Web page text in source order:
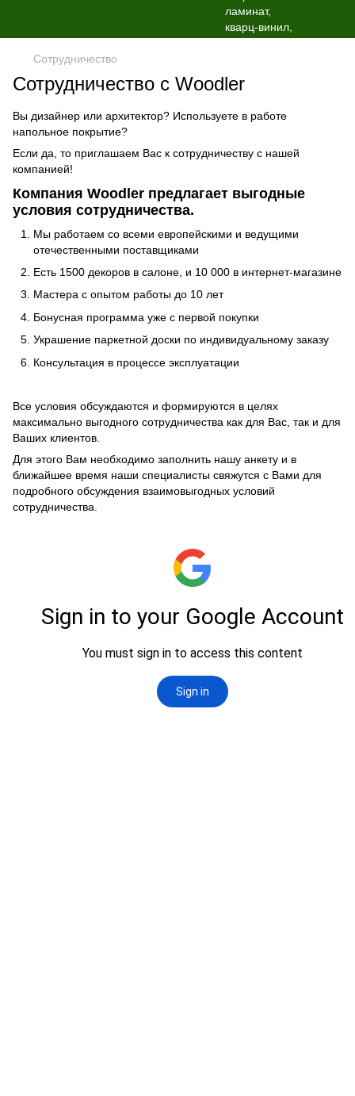
Сотрудничество
Сотрудничество с Woodler
Вы дизайнер или архитектор? Используете в работе
напольное покрытие?
Если да, то приглашаем Вас к сотрудничеству с нашей
компанией!
Компания Woodler предлагает выгодные
условия сотрудничества.
Мы работаем со всеми европейскими и ведущими
отечественными поставщиками
Есть 1500 декоров в салоне, и 10 000 в интернет-магазине
Мастера с опытом работы до 10 лет
Бонусная программа уже с первой покупки
Украшение паркетной доски по индивидуальному заказу
Консультация в процессе эксплуатации
Все условия обсуждаются и формируются в целях
максимально выгодного сотрудничества как для Вас, так и для
Ваших клиентов.
Для этого Вам необходимо заполнить нашу анкету и в
ближайшее время наши специалисты свяжутся с Вами для
подробного обсуждения взаимовыгодных условий
сотрудничества.